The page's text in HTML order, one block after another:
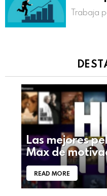
Trabaja
Las mejores
Max de
READ MORE